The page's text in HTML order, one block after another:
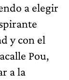
a elegir
y con el
Pou,
a la